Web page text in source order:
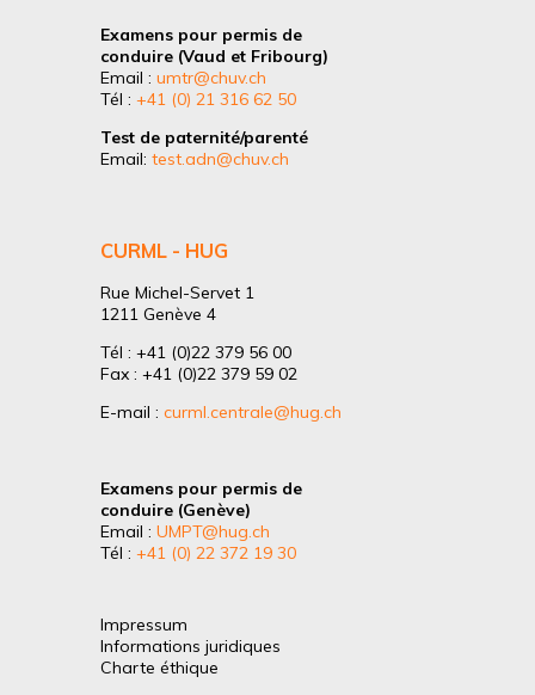
Examens pour permis de
conduire (Vaud et Fribourg)
Email : umtr@chuv.ch
Tél : +41 (0) 21 316 62 50
Test de paternité/parenté
Email: test.adn@chuv.ch
CURML - HUG
Rue Michel-Servet 1
1211 Genève 4
Tél : +41 (0)22 379 56 00
Fax : +41 (0)22 379 59 02
E-mail : curml.centrale@hug.ch
Examens pour permis de
conduire (Genève)
Email : UMPT@hug.ch
Tél : +41 (0) 22 372 19 30
Impressum
Informations juridiques
Charte éthique